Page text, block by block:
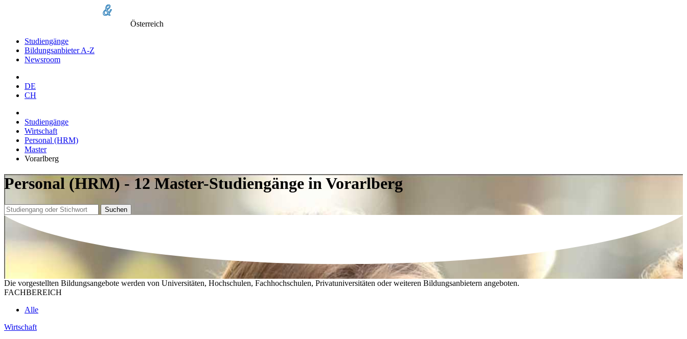
Österreich
Studiengänge
Bildungsanbieter A-Z
Newsroom
DE
CH
Studiengänge
Wirtschaft
Personal (HRM)
Master
Vorarlberg
Personal (HRM) - 12 Master-Studiengänge in Vorarlberg
Suchen
Die vorgestellten Bildungsangebote werden von Universitäten, Hochschulen, Fachhochschulen, Privatuniversitäten oder weiteren Bildungsanbietern angeboten.
FACHBEREICH
Alle
Wirtschaft